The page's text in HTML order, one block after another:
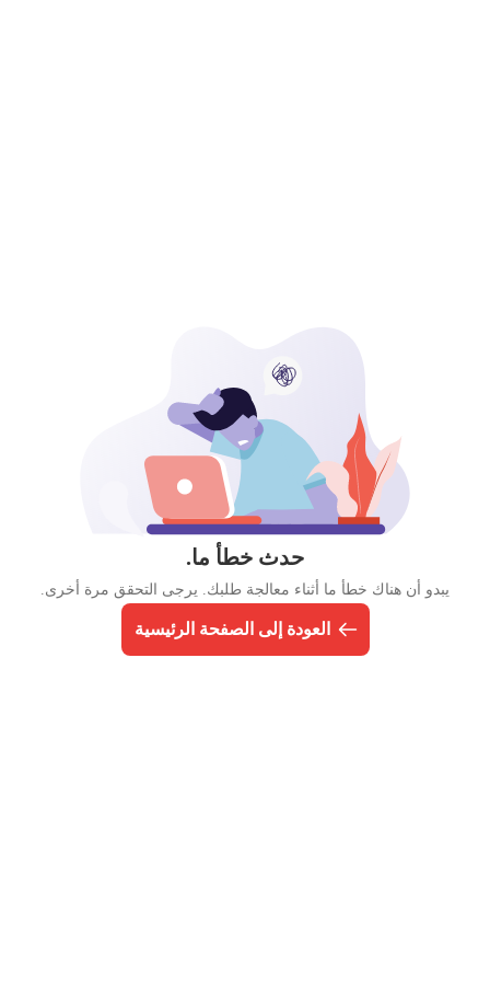
حدث خطأ ما.
يبدو أن هناك خطأ ما أثناء معالجة طلبك. يرجى التحقق مرة أخرى.
العودة إلى الصفحة الرئيسية